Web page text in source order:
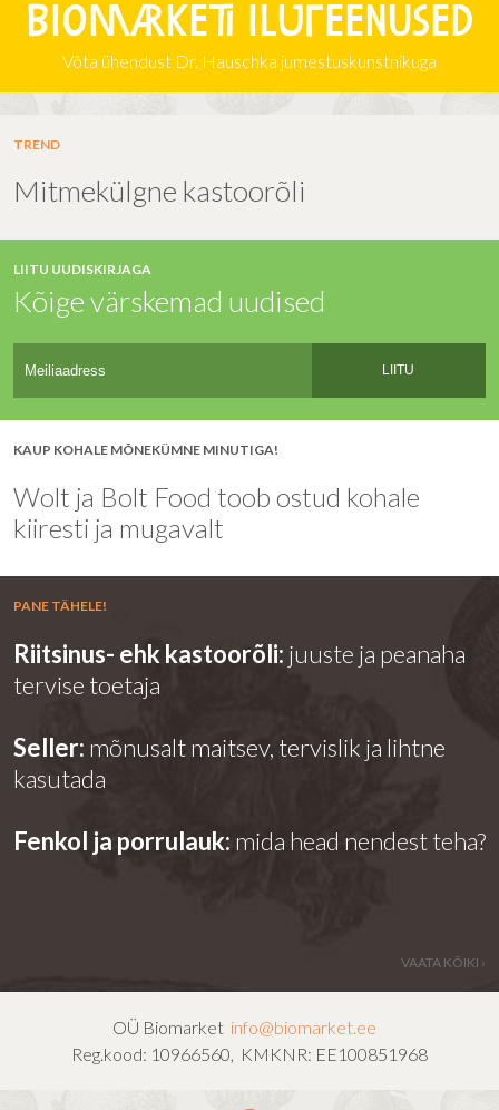
Biomarketi iluteenused
Võta ühendust Dr. Hauschka jumestuskunstnikuga
TREND
Mitmekülgne kastoorõli
LIITU UUDISKIRJAGA
Kõige värskemad uudised
LIITU
KAUP KOHALE MÕNEKÜMNE MINUTIGA!
Wolt ja Bolt Food toob ostud kohale
kiiresti ja mugavalt
PANE TÄHELE!
Riitsinus- ehk kastoorõli: juuste ja peanaha
tervise toetaja
Seller: mõnusalt maitsev, tervislik ja lihtne
kasutada
Fenkol ja porrulauk: mida head nendest teha?
VAATA KÕIKI ›
OÜ Biomarket info@biomarket.ee
Reg.kood: 10966560, KMKNR: EE100851968